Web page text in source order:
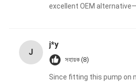
excellent OEM
J
j*y
সহায়ক (8)
Since fitting this pump on